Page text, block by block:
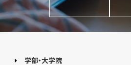
学部・大学院